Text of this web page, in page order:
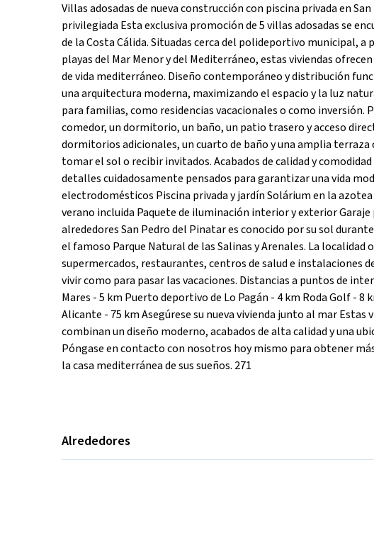
Villas adosadas de nueva construcción con piscina privada en
privilegiada Esta exclusiva promoción de 5 villas adosadas se
de la Costa Cálida. Situadas cerca del polideportivo municipal, a
playas del Mar Menor y del Mediterráneo, estas viviendas
de vida mediterráneo. Diseño contemporáneo y distribución
una arquitectura moderna, maximizando el espacio y la luz
para familias, como residencias vacacionales o como
comedor, un dormitorio, un baño, un patio trasero y acceso
dormitorios adicionales, un cuarto de baño y una amplia
tomar el sol o recibir invitados. Acabados de calidad y
detalles cuidadosamente pensados para garantizar una vida
electrodomésticos Piscina privada y jardín Solárium en la
verano incluida Paquete de iluminación interior y exterior
alrededores San Pedro del Pinatar es conocido por su sol
el famoso Parque Natural de las Salinas y Arenales. La
supermercados, restaurantes, centros de salud e instalaciones
vivir como para pasar las vacaciones. Distancias a puntos de
Mares - 5 km Puerto deportivo de Lo Pagán - 4 km Roda Golf -
Alicante - 75 km Asegúrese su nueva vivienda junto al mar
combinan un diseño moderno, acabados de alta calidad y una
Póngase en contacto con nosotros hoy mismo para obtener
la casa mediterránea de sus sueños. 271
Alrededores